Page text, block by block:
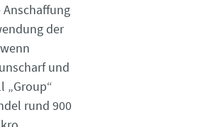
der
und
„Group“
rund 900